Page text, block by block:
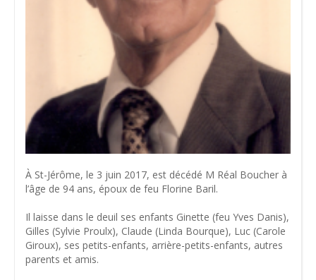
À St-Jérôme, le 3 juin 2017, est décédé M Réal Boucher à
l’âge de 94 ans, époux de feu Florine Baril.
Il laisse dans le deuil ses enfants Ginette (feu Yves Danis),
Gilles (Sylvie Proulx), Claude (Linda Bourque), Luc (Carole
Giroux), ses petits-enfants, arrière-petits-enfants, autres
parents et amis.